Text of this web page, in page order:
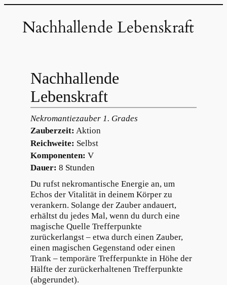
InhaltNachhallende Lebenskraft
Nachhallende
Lebenskraft
Nekromantiezauber 1. Grades
Zauberzeit: Aktion
Reichweite: Selbst
Komponenten: V
Dauer: 8 Stunden
Du rufst nekromantische Energie an, um
Echos der Vitalität in deinem Körper zu
verankern. Solange der Zauber andauert,
erhältst du jedes Mal, wenn du durch eine
magische Quelle Trefferpunkte
zurückerlangst – etwa durch einen Zauber,
einen magischen Gegenstand oder einen
Trank – temporäre Trefferpunkte in Höhe der
Hälfte der zurückerhaltenen Trefferpunkte
(abgerundet).